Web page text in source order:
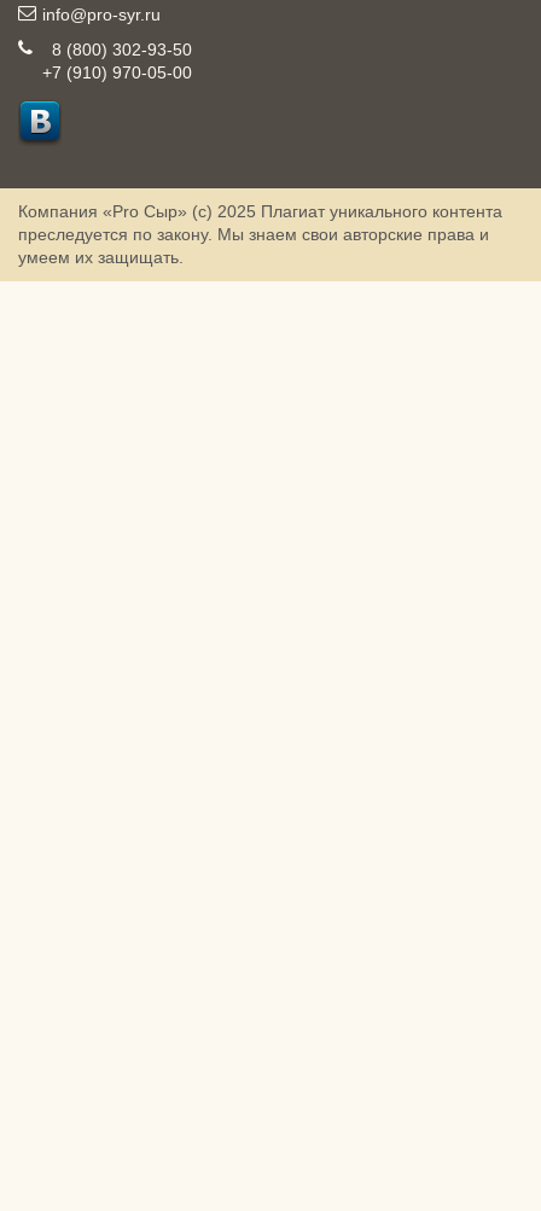
info@pro-syr.ru
8 (800) 302-93-50
+7 (910) 970-05-00
Компания «Pro Сыр» (с) 2025 Плагиат уникального контента
преследуется по закону. Мы знаем свои авторские права и
умеем их защищать.